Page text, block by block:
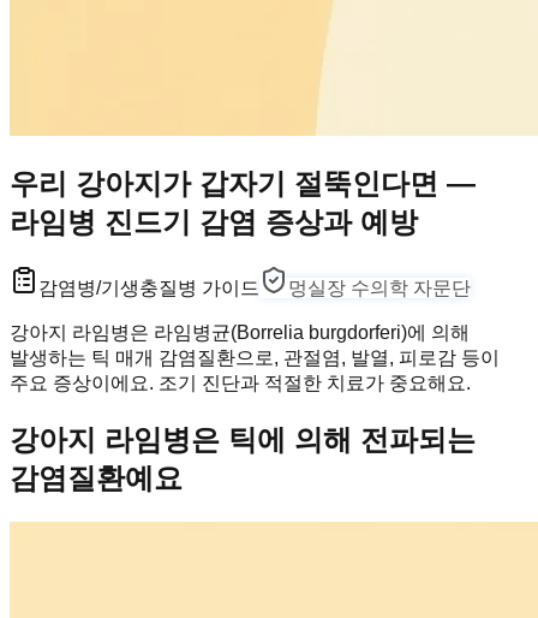
우리 강아지가 갑자기 절뚝인다면 —
라임병 진드기 감염 증상과 예방
감염병/기생충질병 가이드 멍실장 수의학 자문단
강아지 라임병은 라임병균(Borrelia burgdorferi)에 의해
발생하는 틱 매개 감염질환으로, 관절염, 발열, 피로감 등이
주요 증상이에요. 조기 진단과 적절한 치료가 중요해요.
강아지 라임병은 틱에 의해 전파되는
감염질환예요